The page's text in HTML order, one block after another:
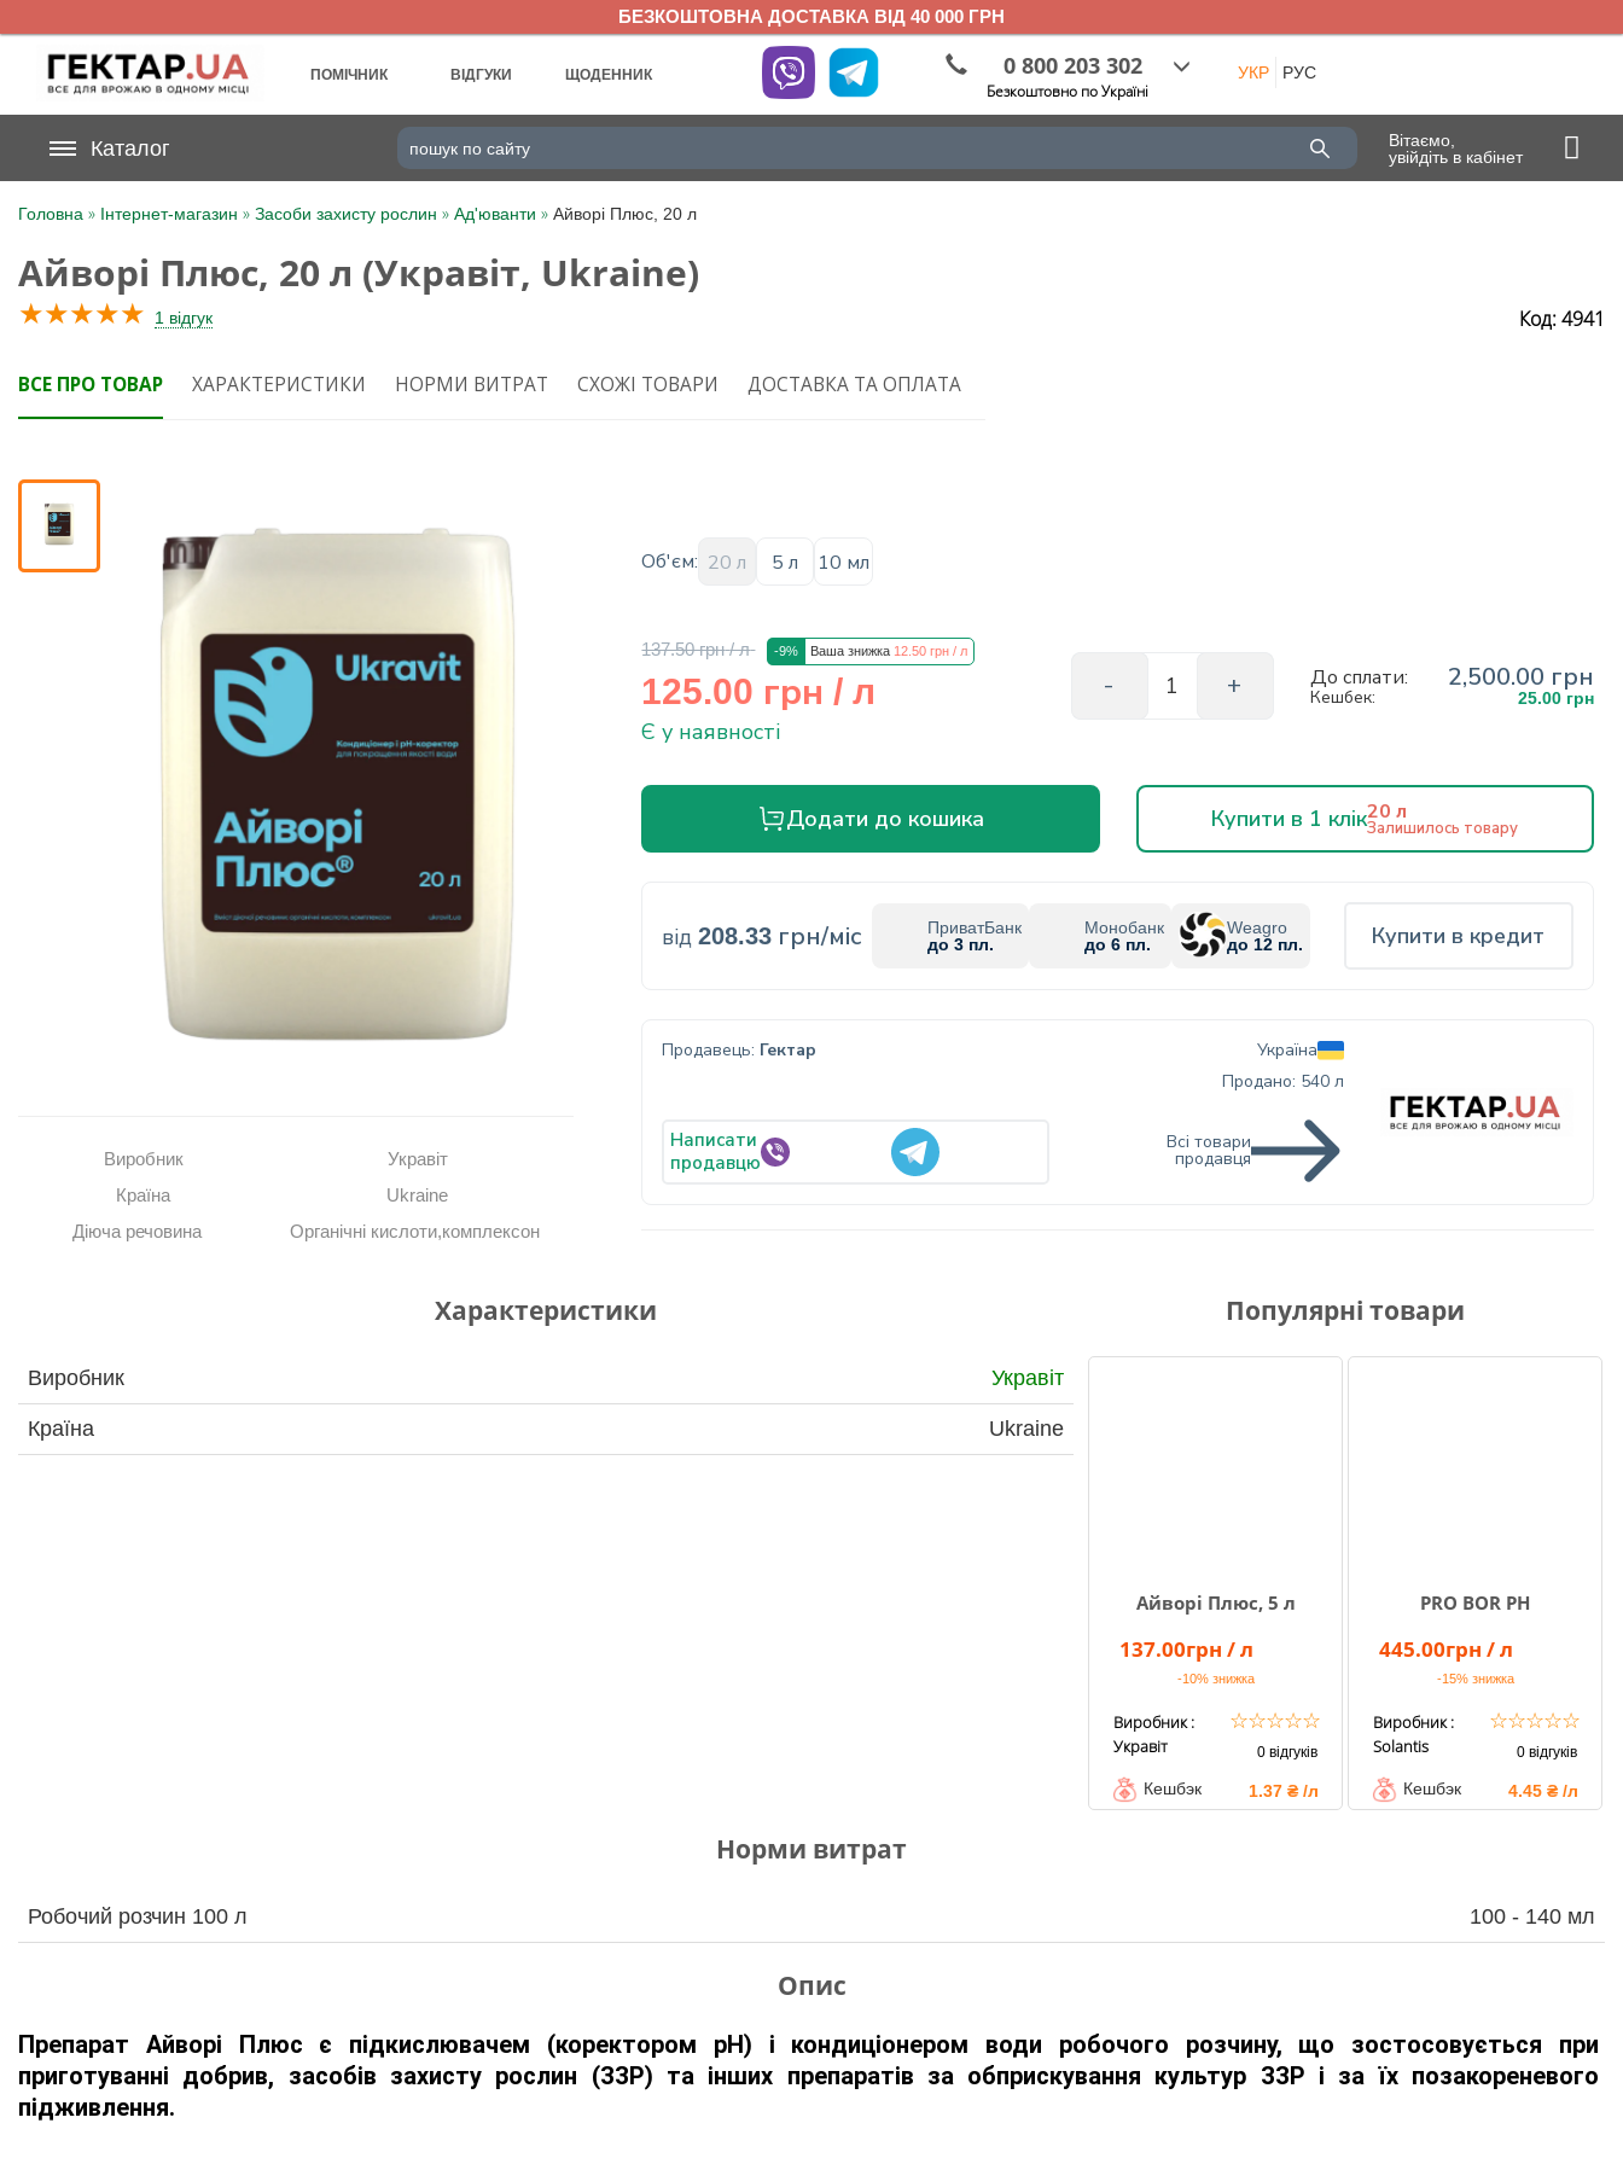
БЕЗКОШТОВНА ДОСТАВКА ВІД 40 000 ГРН
ПОМІЧНИК ВІДГУКИ ЩОДЕННИК 0 800 203 302
Безкоштовно по Україні
УКР РУС
UA
На вашому
бонусному рахунку
Відгуки
Кошик
Помічник
Каталог
Вітаємо,
увійдіть в кабінет
Головна » Інтернет-магазин » Засоби захисту рослин » Ад'юванти » Айворі Плюс, 20 л
Айворі Плюс, 20 л (Укравіт, Ukraine)
★★★★★ 1 відгук Код: 4941
ВСЕ ПРО ТОВАР ХАРАКТЕРИСТИКИ НОРМИ ВИТРАТ СХОЖІ ТОВАРИ ДОСТАВКА ТА ОПЛАТА
Виробник
Укравіт
Країна
Ukraine
Діюча речовина
Органічні кислоти,комплексон
Об'єм: 20 л 5 л 10 мл
137.50 грн / л -9% Ваша знижка 12.50 грн / л
125.00 грн/ л
Є у наявності
До сплати: 2,500.00 грн
Кешбек: 25.00 грн
Додати до кошика Купити в 1 клік20 л
Залишилось товару
від208.33 грн/міс
ПриватБанк
до 3 пл.
Монобанк
до 6 пл.
Weagro
до 12 пл.
Купити в кредит
Продавець: Гектар
Написати
продавцю
Україна
Продано: 540 л
Всі товари
продавця
Характеристики
Виробник Укравіт
Країна Ukraine
Популярні товари
Айворі Плюс, 5 л
137.00грн / л
-10%знижка
Виробник :
Укравіт
☆☆☆☆☆
0 відгуків
Кешбэк 1.37 ₴ /л
PRO BOR PH
445.00грн / л
-15%знижка
Виробник :
Solantis
☆☆☆☆☆
0 відгуків
Кешбэк 4.45 ₴ /л
Норми витрат
Робочий розчин 100 л 100 - 140 мл
Опис
Препарат Айворі Плюс є підкислювачем (коректором рН) і кондиціонером води робочого розчину, що зостосовується при
приготуванні добрив, засобів захисту рослин (ЗЗР) та інших препаратів за обприскування культур ЗЗР і за їх позакореневого
підживлення.